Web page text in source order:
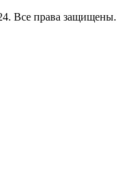
Все права защищены.